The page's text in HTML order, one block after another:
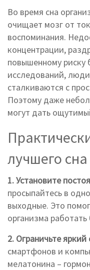
Во время сна
очищает мозг от
воспоминания.
концентрации,
повышенному риску
исследований,
сталкиваются с
Поэтому даже
могут дать
лучшего сна
1. Установите
просыпайтесь в
выходные. Это
организма работать
2. Ограничьте яркий
смартфонов и
мелатонина –